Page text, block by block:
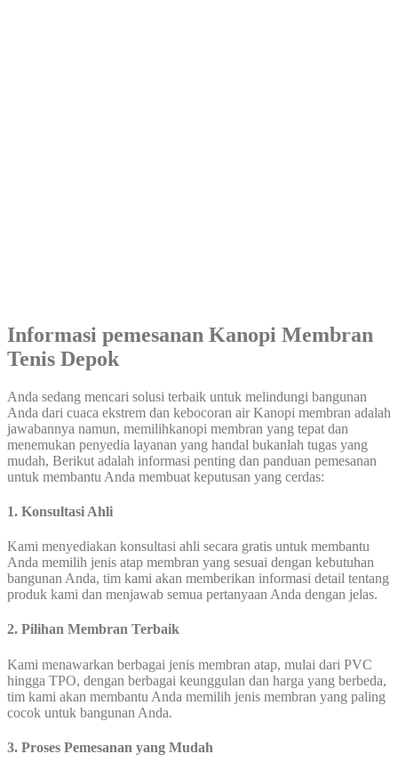
Informasi pemesanan Kanopi Membran
Tenis Depok
Anda sedang mencari solusi terbaik untuk melindungi bangunan
Anda dari cuaca ekstrem dan kebocoran air Kanopi membran adalah
jawabannya namun, memilihkanopi membran yang tepat dan
menemukan penyedia layanan yang handal bukanlah tugas yang
mudah, Berikut adalah informasi penting dan panduan pemesanan
untuk membantu Anda membuat keputusan yang cerdas:
1. Konsultasi Ahli
Kami menyediakan konsultasi ahli secara gratis untuk membantu
Anda memilih jenis atap membran yang sesuai dengan kebutuhan
bangunan Anda, tim kami akan memberikan informasi detail tentang
produk kami dan menjawab semua pertanyaan Anda dengan jelas.
2. Pilihan Membran Terbaik
Kami menawarkan berbagai jenis membran atap, mulai dari PVC
hingga TPO, dengan berbagai keunggulan dan harga yang berbeda,
tim kami akan membantu Anda memilih jenis membran yang paling
cocok untuk bangunan Anda.
3. Proses Pemesanan yang Mudah